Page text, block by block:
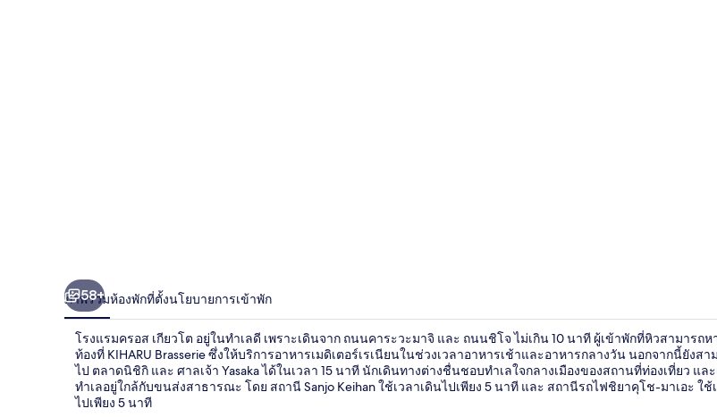
58+
ภาพรวมห้องพักที่ตั้งนโยบายการเข้าพัก
โรงแรมครอส เกียวโต อยู่ในทำเลดี เพราะเดินจาก ถนนคาระวะมาจิ และ ถนนชิโจ ไม่เกิน 10 นาที ผู้เข้าพักที่หิวสามารถห
ท้องที่ KIHARU Brasserie ซึ่งให้บริการอาหารเมดิเตอร์เรเนียนในช่วงเวลาอาหารเช้าและอาหารกลางวัน นอกจากนี้ยังสา
ไป ตลาดนิชิกิ และ ศาลเจ้า Yasaka ได้ในเวลา 15 นาที นักเดินทางต่างชื่นชอบทำเลใจกลางเมืองของสถานที่ท่องเที่ยว และ
ทำเลอยู่ใกล้กับขนส่งสาธารณะ โดย สถานี Sanjo Keihan ใช้เวลาเดินไปเพียง 5 นาที และ สถานีรถไฟชิยาคุโช-มาเอะ ใช้
ไปเพียง 5 นาที